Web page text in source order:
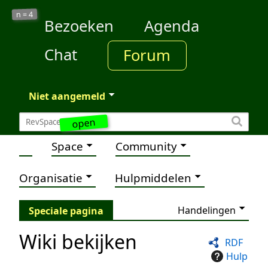
open
n =4
Bezoeken
Agenda
Chat
Forum
Niet aangemeld
Space Community
Organisatie Hulpmiddelen
Speciale pagina Handelingen
RDF
Hulp
Wiki bekijken